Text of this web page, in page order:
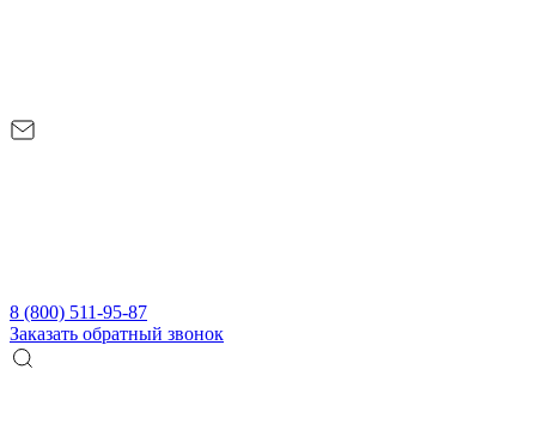
8 (800) 511-95-87
Заказать обратный звонок